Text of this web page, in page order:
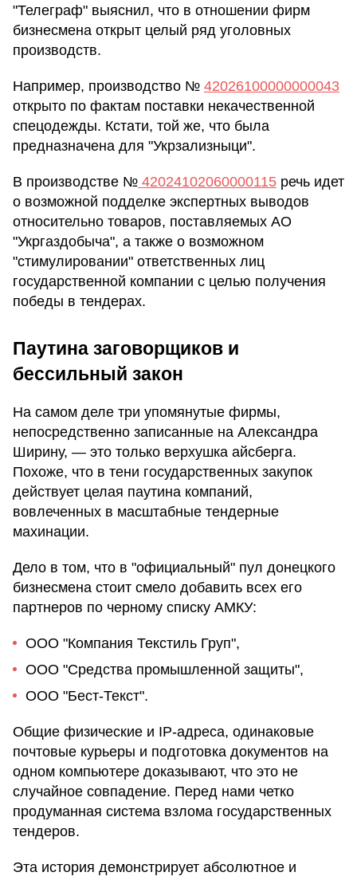
"Телеграф" выяснил, что в отношении фирм
бизнесмена открыт целый ряд уголовных
производств.
Например, производство № 42026100000000043
открыто по фактам поставки некачественной
спецодежды. Кстати, той же, что была
предназначена для "Укрзализныци".
В производстве № 42024102060000115 речь идет
о возможной подделке экспертных выводов
относительно товаров, поставляемых АО
"Укргаздобыча", а также о возможном
"стимулировании" ответственных лиц
государственной компании с целью получения
победы в тендерах.
Паутина заговорщиков и
бессильный закон
На самом деле три упомянутые фирмы,
непосредственно записанные на Александра
Ширину, — это только верхушка айсберга.
Похоже, что в тени государственных закупок
действует целая паутина компаний,
вовлеченных в масштабные тендерные
махинации.
Дело в том, что в "официальный" пул донецкого
бизнесмена стоит смело добавить всех его
партнеров по черному списку АМКУ:
ООО "Компания Текстиль Груп",
ООО "Средства промышленной защиты",
ООО "Бест-Текст".
Общие физические и IP-адреса, одинаковые
почтовые курьеры и подготовка документов на
одном компьютере доказывают, что это не
случайное совпадение. Перед нами четко
продуманная система взлома государственных
тендеров.
Эта история демонстрирует абсолютное и